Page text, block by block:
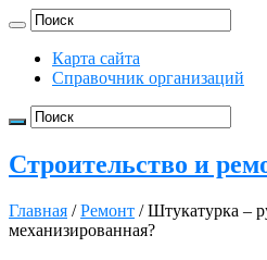
Карта сайта
Справочник организаций
Строительство и
Главная / Ремонт / Штукатурка –
механизированная?